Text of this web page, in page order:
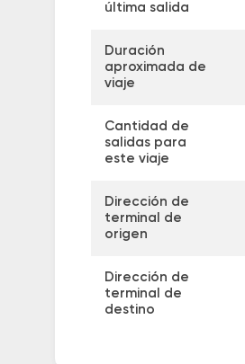
última salida
Duración
aproximada de
viaje
Cantidad de
salidas para
este viaje
Dirección de
terminal de
origen
Dirección de
terminal de
destino